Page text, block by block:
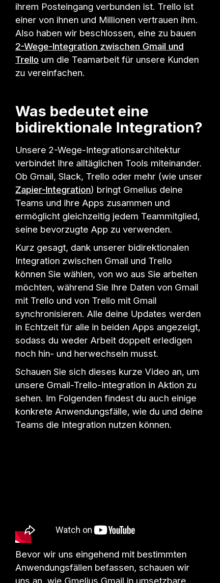
ihrem Posteingang verbunden ist. Trello ist
einer von ihnen und Millionen vertrauen ihm.
Also haben wir beschlossen, eine zu bauen
2-Wege-Integration zwischen Gmail und
Trello um die Teamarbeit für unsere Kunden
zu vereinfachen.
Was bedeutet eine
bidirektionale Integration?
Unsere 2-Wege-Integrationsarchitektur
verbindet Ihre alltäglichen Tools miteinander.
Ob Gmail, Slack, Trello oder mehr (wie unser
Zapier-Integration) bringt Gmelius deine
Teams und ihre Apps zusammen und
ermöglicht gleichzeitig jedem Teammitglied,
seine bevorzugte App zu verwenden.
Kurz gesagt, dank unserer bidirektionalen
Integration zwischen Gmail und Trello
können Sie wählen, von wo aus Sie arbeiten
möchten, während Sie Ihre Daten von Gmail
mit Trello und von Trello mit Gmail
synchronisieren. Alle deine Updates werden
in Echtzeit für alle in beiden Apps angezeigt,
sodass du weder Arbeit doppelt erledigen
noch hin- und herwechseln musst.
Schauen Sie sich dieses kurze Video an, um
unsere Gmail-Trello-Integration in Aktion zu
sehen. Im Folgenden findest du auch einige
konkrete Anwendungsfälle, wie du und deine
Teams die Integration nutzen können.
Bevor wir uns eingehend mit bestimmten
Anwendungsfällen befassen, schauen wir
uns an, wie Gmelius Gmail in umsetzbare